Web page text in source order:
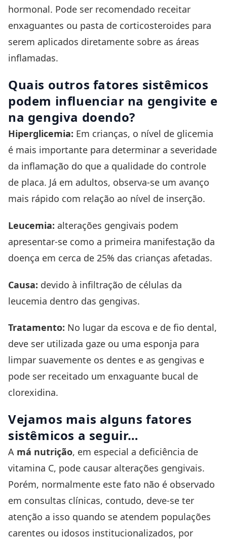
hormonal. Pode ser recomendado receitar
enxaguantes ou pasta de corticosteroides para
serem aplicados diretamente sobre as áreas
inflamadas.
Quais outros fatores sistêmicos
podem influenciar na gengivite e
na gengiva doendo?
Hiperglicemia: Em crianças, o nível de glicemia
é mais importante para determinar a severidade
da inflamação do que a qualidade do controle
de placa. Já em adultos, observa-se um avanço
mais rápido com relação ao nível de inserção.
Leucemia: alterações gengivais podem
apresentar-se como a primeira manifestação da
doença em cerca de 25% das crianças afetadas.
Causa: devido à infiltração de células da
leucemia dentro das gengivas.
Tratamento: No lugar da escova e de fio dental,
deve ser utilizada gaze ou uma esponja para
limpar suavemente os dentes e as gengivas e
pode ser receitado um enxaguante bucal de
clorexidina.
Vejamos mais alguns fatores
sistêmicos a seguir…
A má nutrição, em especial a deficiência de
vitamina C, pode causar alterações gengivais.
Porém, normalmente este fato não é observado
em consultas clínicas, contudo, deve-se ter
atenção a isso quando se atendem populações
carentes ou idosos institucionalizados, por